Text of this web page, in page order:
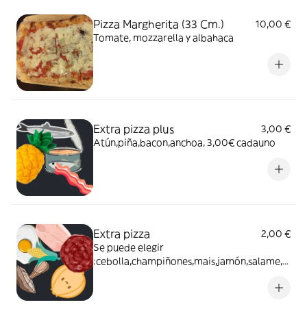
Pizza Margherita (33 Cm.)
10,00 €
Tomate, mozzarella y albahaca
Extra pizza plus
3,00 €
Atún,piña,bacon,anchoa, 3,00€ cadauno
Extra pizza
2,00 €
Se puede elegir
:cebolla,champiñones,mais,jamón,salame,h